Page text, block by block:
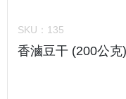
SKU： 135
香滷豆干 (200公克)